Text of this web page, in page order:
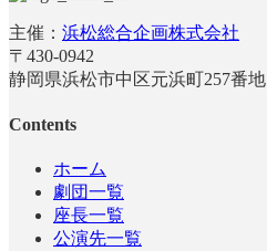
主催： 浜松総合企画株式会社
〒430-0942
静岡県浜松市中区元浜町257番地
Contents
ホーム
劇団一覧
座長一覧
公演先一覧